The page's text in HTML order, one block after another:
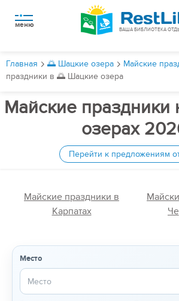
меню
ВАША БИБЛИОТЕКА
Главная 🌅 Шацкие озера Майские
праздники в 🌅 Шацкие озера
Майские праздники
озерах
Перейти к предложениям
Майские праздники в
Карпатах
Место